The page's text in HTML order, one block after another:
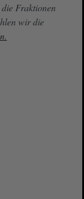
Fraktionen
wir die